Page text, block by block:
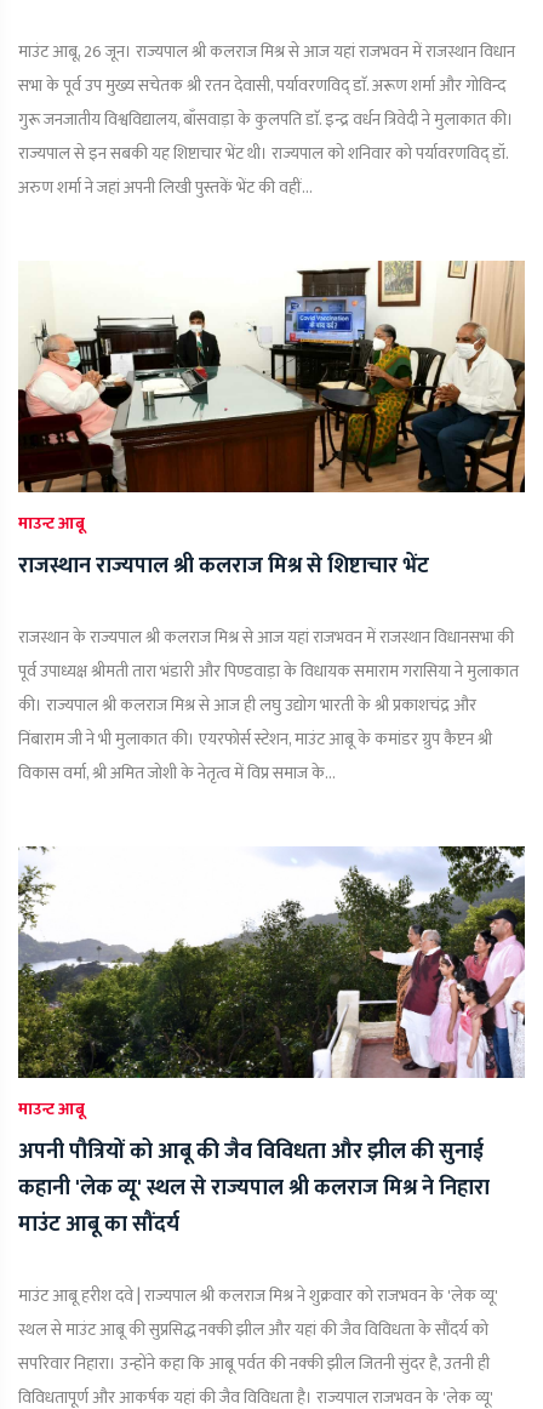
माउंट आबू, 26 जून। राज्यपाल श्री कलराज मिश्र से आज यहां राजभवन में राजस्थान विधान
सभा के पूर्व उप मुख्य सचेतक श्री रतन देवासी, पर्यावरणविद् डाॅ. अरूण शर्मा और गोविन्द
गुरू जनजातीय विश्वविद्यालय, बाँसवाड़ा के कुलपति डाॅ. इन्द्र वर्धन त्रिवेदी ने मुलाकात की।
राज्यपाल से इन सबकी यह शिष्टाचार भेंट थी। राज्यपाल को शनिवार को पर्यावरणविद् डॉ.
अरुण शर्मा ने जहां अपनी लिखी पुस्तकें भेंट की वहीं...
माउन्ट आबू
राजस्थान राज्यपाल श्री कलराज मिश्र से शिष्टाचार भेंट
राजस्थान के राज्यपाल श्री कलराज मिश्र से आज यहां राजभवन में राजस्थान विधानसभा की
पूर्व उपाध्यक्ष श्रीमती तारा भंडारी और पिण्डवाड़ा के विधायक समाराम गरासिया ने मुलाकात
की। राज्यपाल श्री कलराज मिश्र से आज ही लघु उद्योग भारती के श्री प्रकाशचंद्र और
निंबाराम जी ने भी मुलाकात की। एयरफोर्स स्टेशन, माउंट आबू के कमांडर ग्रुप कैप्टन श्री
विकास वर्मा, श्री अमित जोशी के नेतृत्व में विप्र समाज के...
माउन्ट आबू
अपनी पौत्रियों को आबू की जैव विविधता और झील की सुनाई
कहानी 'लेक व्यू' स्थल से राज्यपाल श्री कलराज मिश्र ने निहारा
माउंट आबू का सौंदर्य
माउंट आबू हरीश दवे | राज्यपाल श्री कलराज मिश्र ने शुक्रवार को राजभवन के 'लेक व्यू'
स्थल से माउंट आबू की सुप्रसिद्ध नक्की झील और यहां की जैव विविधता के सौंदर्य को
सपरिवार निहारा। उन्होंने कहा कि आबू पर्वत की नक्की झील जितनी सुंदर है, उतनी ही
विविधतापूर्ण और आकर्षक यहां की जैव विविधता है। राज्यपाल राजभवन के 'लेक व्यू'